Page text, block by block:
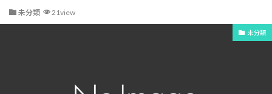
未分類 21view
未分類